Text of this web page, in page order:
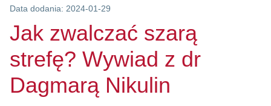
Data dodania: 2024-01-29
Jak zwalczać szarą
strefę? Wywiad z dr
Dagmarą Nikulin